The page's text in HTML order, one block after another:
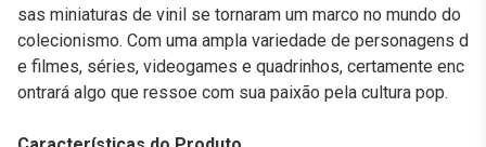
sas miniaturas de vinil se tornaram um marco no mundo do
colecionismo. Com uma ampla variedade de personagens d
e filmes, séries, videogames e quadrinhos, certamente enc
ontrará algo que ressoe com sua paixão pela cultura pop.